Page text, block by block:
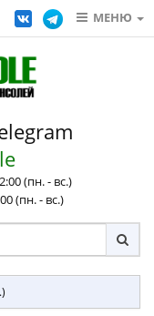
МЕНЮ
(пн. - вс.)
(пн. - вс.)